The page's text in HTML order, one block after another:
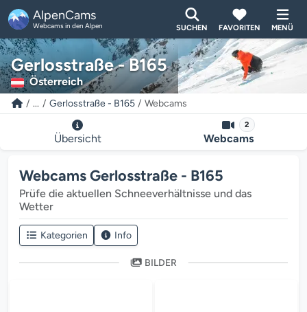
AlpenCams
Webcams in den Alpen SUCHEN FAVORITEN MENÜ
Gerlosstraße - B165
Österreich
... Gerlosstraße - B165 Webcams
Übersicht
2
Webcams
Webcams Gerlosstraße - B165
Prüfe die aktuellen Schneeverhältnisse und das
Wetter
Kategorien Info
BILDER